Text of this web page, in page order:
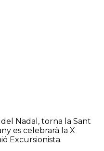
Nadal, torna la Sant
es celebrarà la X
Excursionista.